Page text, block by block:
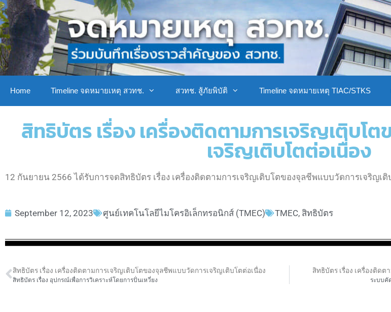
Home Timeline จดหมายเหตุ สวทช. สวทช. สู้ภัยพิบัติ Timeline จดหมายเหตุ TIAC/STKS
สิทธิบัตร เรื่อง เครื่องติดตามการเจริญเติบโ
เจริญเติบโตต่อเนื่อง
12 กันยายน 2566 ได้รับการจดสิทธิบัตร เรื่อง เครื่องติดตามการเจริญเติบโตของจุลชีพแบบวัดการเจริญเ
September 12, 2023 ศูนย์เทคโนโลยีไมโครอิเล็กทรอนิกส์ (TMEC) TMEC, สิทธิบัตร
สิทธิบัตร เรื่อง เครื่องติดตามการเจริญเติบโตของจุลชีพแบบวัดการเจริญเติบโตต่อเนื่อง
สิทธิบัตร เรื่อง อุปกรณ์เพื่อการวิเคราะห์โดยการปั่นเหวี่ยง
สิทธิบัตร เรื่อง เครื่องติด
ระบบคั